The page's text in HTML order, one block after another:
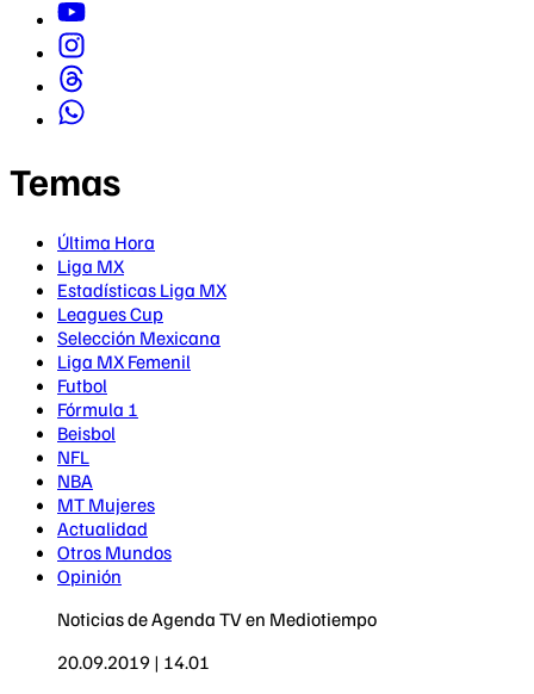
Temas
Última Hora
Liga MX
Estadísticas Liga MX
Leagues Cup
Selección Mexicana
Liga MX Femenil
Futbol
Fórmula 1
Beisbol
NFL
NBA
MT Mujeres
Actualidad
Otros Mundos
Opinión
Noticias de Agenda TV en Mediotiempo
20.09.2019 | 14.01